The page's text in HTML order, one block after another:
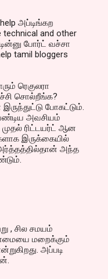
அப்டிங்கற
and other
போர்ட் வச்சா
tamil bloggers
ரெகுலரா
சொல்றீங்க?
போகட்டும்.
அவசியம்
ரிட்டயர்ட் ஆன
இருக்கையில்
அந்த
, சில சமயம்
மறைக்கும்
அப்படி